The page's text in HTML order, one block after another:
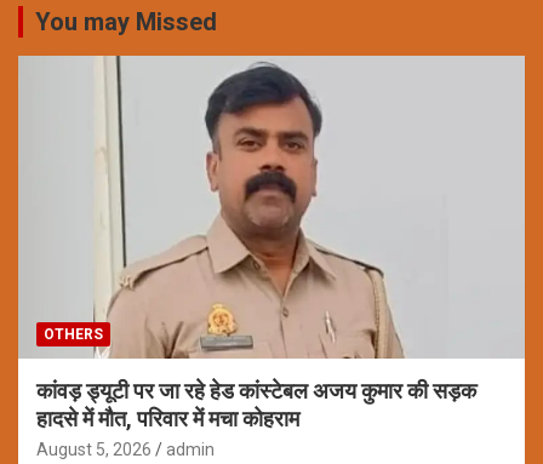
You may Missed
OTHERS
कांवड़ ड्यूटी पर जा रहे हेड कांस्टेबल अजय कुमार की सड़क
हादसे में मौत, परिवार में मचा कोहराम
August 5, 2026 admin